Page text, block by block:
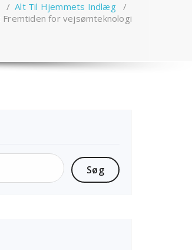
/Alt Til Hjemmets Indlæg/
Fremtiden for vejsømteknologi